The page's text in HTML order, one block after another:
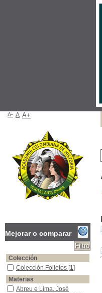
A- A A+
Mejorar o comparar
Colección
Colección Folletos
Colección Folletos [1]
Materias
Abreu e Lima, José Ignácio de --
Abreu e Lima, José